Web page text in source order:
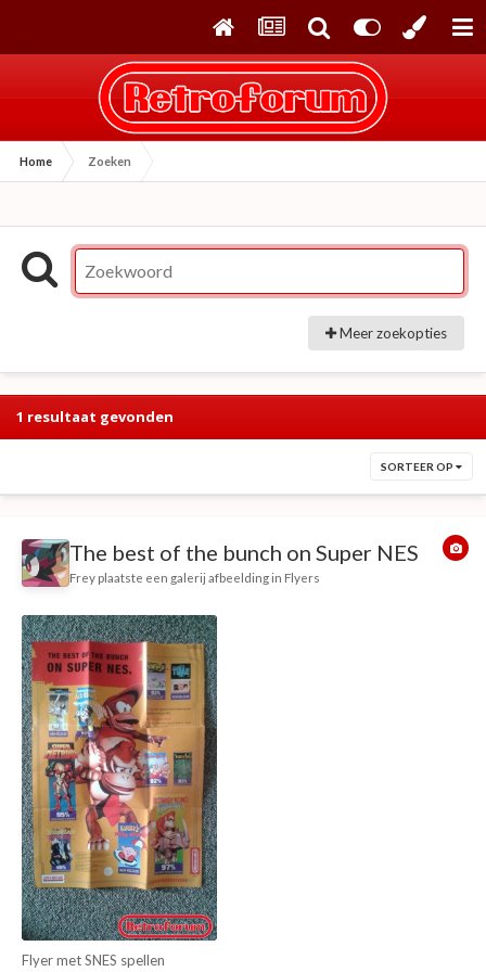
Home Zoeken
Meer zoekopties
1 resultaat gevonden
SORTEER OP
The best of the bunch on Super NES
Frey plaatste een galerij afbeelding in Flyers
Flyer met SNES spellen